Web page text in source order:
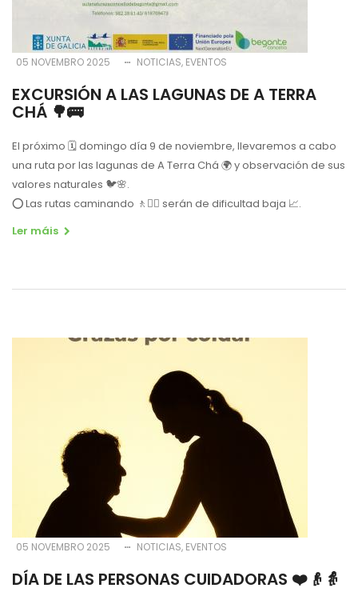
05 NOVEMBRO 2025 NOTICIAS EVENTOS
EXCURSIÓN A LAS LAGUNAS DE A TERRA
CHÁ 🌳🚌
El próximo 🗓 domingo día 9 de noviembre, llevaremos a cabo
una ruta por las lagunas de A Terra Chá 🌍 y observación de sus
valores naturales 🐦🌸.
⭕️ Las rutas caminando 🚶🚶‍♀️ serán de dificultad baja 📈.
Ler máis
05 NOVEMBRO 2025 NOTICIAS EVENTOS
DÍA DE LAS PERSONAS CUIDADORAS ❤️👴👵